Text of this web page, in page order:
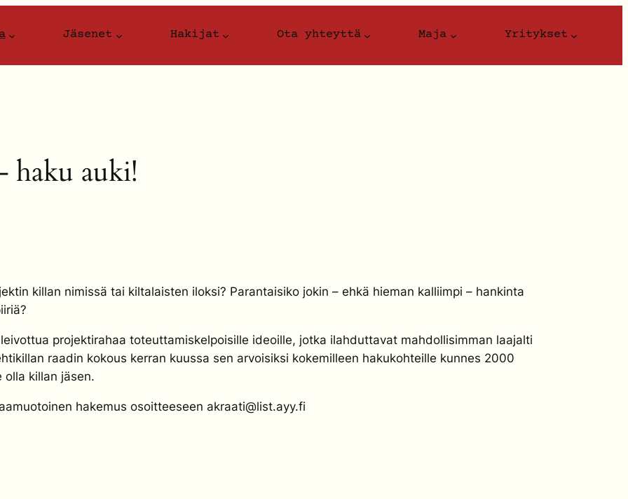
Jäsenet Hakijat Ota yhteyttä Maja Yritykset
haku auki!
killan nimissä tai kiltalaisten iloksi? Parantaisiko jokin – ehkä hieman kalliimpi – hankinta
projektirahaa toteuttamiskelpoisille ideoille, jotka ilahduttavat mahdollisimman laajalti
raadin kokous kerran kuussa sen arvoisiksi kokemilleen hakukohteille kunnes 2000
olla killan jäsen.
hakemus osoitteeseen akraati@list.ayy.fi